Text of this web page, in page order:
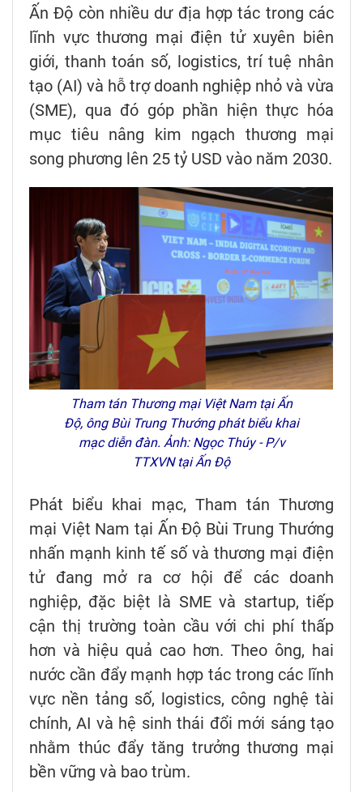
Ấn Độ còn nhiều dư địa hợp tác trong các
lĩnh vực thương mại điện tử xuyên biên
giới, thanh toán số, logistics, trí tuệ nhân
tạo (AI) và hỗ trợ doanh nghiệp nhỏ và vừa
(SME), qua đó góp phần hiện thực hóa
mục tiêu nâng kim ngạch thương mại
song phương lên 25 tỷ USD vào năm 2030.
Tham tán Thương mại Việt Nam tại Ấn
Độ, ông Bùi Trung Thướng phát biểu khai
mạc diễn đàn. Ảnh: Ngọc Thúy - P/v
TTXVN tại Ấn Độ
Phát biểu khai mạc, Tham tán Thương
mại Việt Nam tại Ấn Độ Bùi Trung Thướng
nhấn mạnh kinh tế số và thương mại điện
tử đang mở ra cơ hội để các doanh
nghiệp, đặc biệt là SME và startup, tiếp
cận thị trường toàn cầu với chi phí thấp
hơn và hiệu quả cao hơn. Theo ông, hai
nước cần đẩy mạnh hợp tác trong các lĩnh
vực nền tảng số, logistics, công nghệ tài
chính, AI và hệ sinh thái đổi mới sáng tạo
nhằm thúc đẩy tăng trưởng thương mại
bền vững và bao trùm.